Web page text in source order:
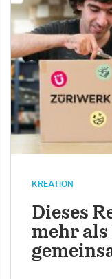
KREATION
Dieses
mehr als